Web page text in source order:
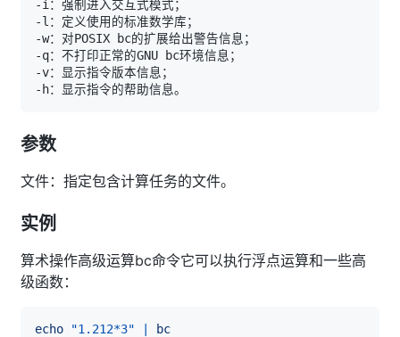
参数
文件：指定包含计算任务的文件。
实例
算术操作高级运算bc命令它可以执行浮点运算和一些高
级函数：
echo "1.212*3"
bc